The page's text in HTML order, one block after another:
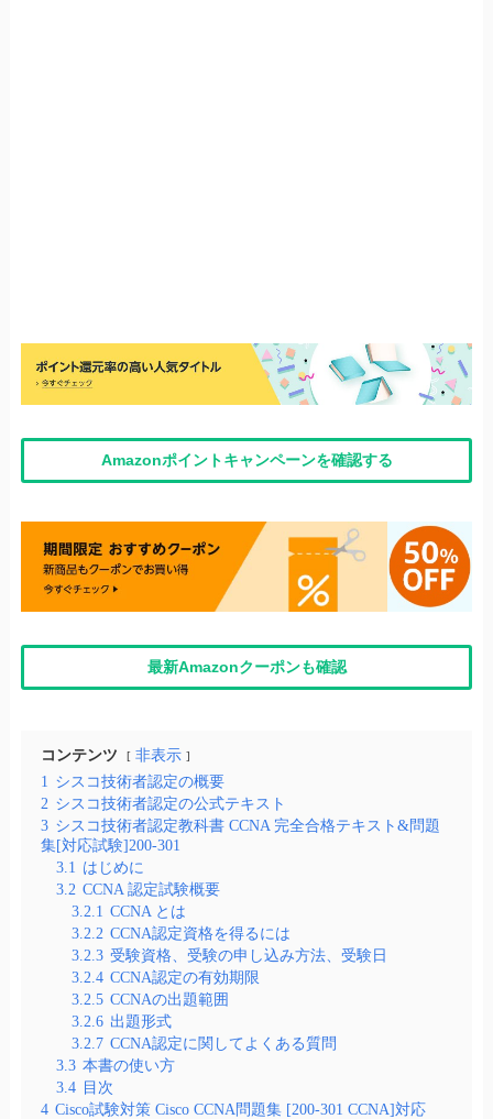
Amazonポイントキャンペーンを確認する
最新Amazonクーポンも確認
コンテンツ
非表示
1 シスコ技術者認定の概要
2 シスコ技術者認定の公式テキスト
3 シスコ技術者認定教科書 CCNA 完全合格テキスト&問題
集[対応試験]200-301
3.1 はじめに
3.2 CCNA 認定試験概要
3.2.1 CCNA とは
3.2.2 CCNA認定資格を得るには
3.2.3 受験資格、受験の申し込み方法、受験日
3.2.4 CCNA認定の有効期限
3.2.5 CCNAの出題範囲
3.2.6 出題形式
3.2.7 CCNA認定に関してよくある質問
3.3 本書の使い方
3.4 目次
4 Cisco試験対策 Cisco CCNA問題集 [200-301 CCNA]対応